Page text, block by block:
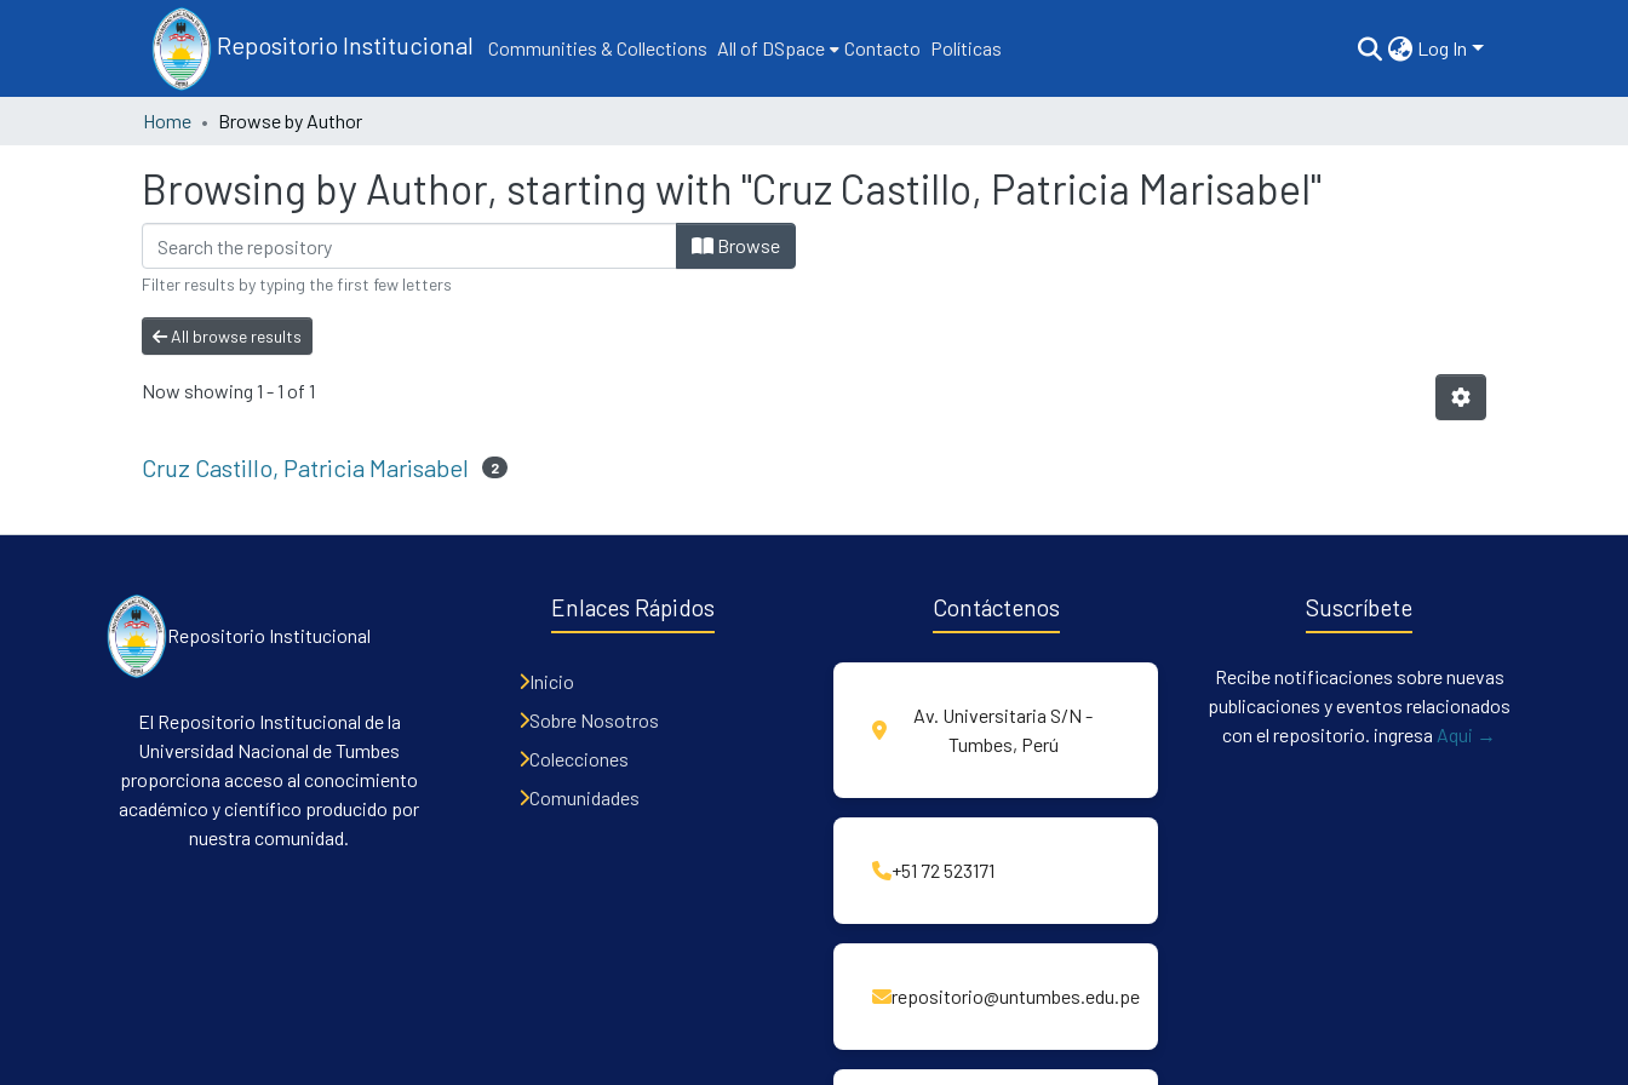
Repositorio Institucional Communities & Collections All of DSpace Contacto Políticas Log In
Home Browse by Author
Browsing by Author, starting with "Cruz Castillo, Patricia Marisabel"
Browse
Filter results by typing the first few letters
All browse results
Now showing 1 - 1 of 1
Cruz Castillo, Patricia Marisabel 2
Repositorio Institucional
El Repositorio Institucional de la
Universidad Nacional de Tumbes
proporciona acceso al conocimiento
académico y científico producido por
nuestra comunidad.
Enlaces Rápidos
Inicio
Sobre Nosotros
Colecciones
Comunidades
Contáctenos
Av. Universitaria S/N -
Tumbes, Perú
+51 72 523171
repositorio@untumbes.edu.pe
Suscríbete
Recibe notificaciones sobre nuevas
publicaciones y eventos relacionados
con el repositorio. ingresa Aqui →